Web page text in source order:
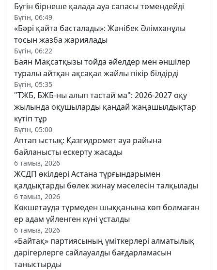
Бүгін бірнеше қалада ауа сапасы төмендейді
Бүгін, 06:49
«Бәрі қайта басталады»: Жәнібек Әлімханұлы
тосын жазба жариялады
Бүгін, 06:22
Баян Мақсатқызы тойда әйелдер мен әншілер
туралы айтқан ақсақал жайлы пікір білдірді
Бүгін, 05:35
"ТЖБ, БЖБ-ны алып тастай ма": 2026-2027 оқу
жылында оқушыларды қандай жаңашылдықтар
күтіп тұр
Бүгін, 05:00
Аптап ыстық: Қазгидромет ауа райына
байланысты ескерту жасады
6 тамыз, 2026
ЖСДП өкілдері Астана тұрғындарымен
қалдықтарды бөлек жинау мәселесін талқылады
6 тамыз, 2026
Көкшетауда түрмеден шыққанына көп болмаған
ер адам үйленген күні ұсталды
6 тамыз, 2026
«Байтақ» партиясының үміткерлері алматылық
дәрігерлерге сайлауалды бағдарламасын
таныстырды